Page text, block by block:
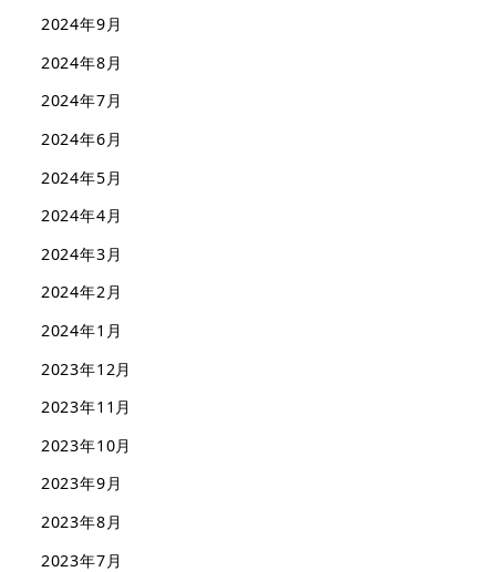
2024年9月
2024年8月
2024年7月
2024年6月
2024年5月
2024年4月
2024年3月
2024年2月
2024年1月
2023年12月
2023年11月
2023年10月
2023年9月
2023年8月
2023年7月